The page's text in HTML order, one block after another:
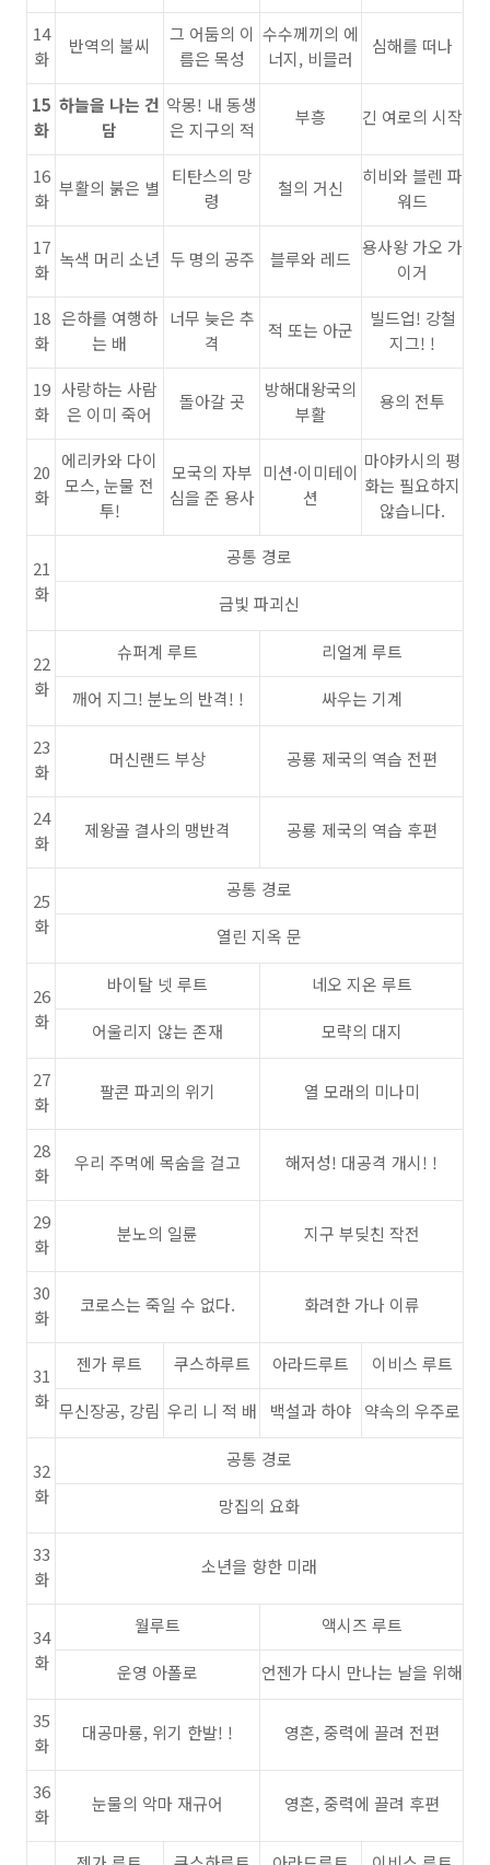
14
화
반역의 불씨
그 어둠의 이
름은 목성
수수께끼의 에
너지, 비믈러
심해를 떠나
15
화
하늘을 나는 건
담
악몽! 내 동생
은 지구의 적
부흥 긴 여로의 시작
16
화
부활의 붉은 별
티탄스의 망
령
철의 거신
히비와 블렌 파
워드
17
화
녹색 머리 소년 두 명의 공주 블루와 레드
용사왕 가오 가
이거
18
화
은하를 여행하
는 배
너무 늦은 추
격
적 또는 아군
빌드업! 강철
지그! !
19
화
사랑하는 사람
은 이미 죽어
돌아갈 곳
방해대왕국의
부활
용의 전투
20
화
에리카와 다이
모스, 눈물 전
투!
모국의 자부
심을 준 용사
미션·이미테이
션
마야카시의 평
화는 필요하지
않습니다.
21
화
공통 경로
금빛 파괴신
22
화
슈퍼계 루트 리얼계 루트
깨어 지그! 분노의 반격! ! 싸우는 기계
23
화
머신랜드 부상 공룡 제국의 역습 전편
24
화
제왕골 결사의 맹반격 공룡 제국의 역습 후편
25
화
공통 경로
열린 지옥 문
26
화
바이탈 넷 루트 네오 지온 루트
어울리지 않는 존재 모략의 대지
27
화
팔콘 파괴의 위기 열 모래의 미나미
28
화
우리 주먹에 목숨을 걸고 해저성! 대공격 개시! !
29
화
분노의 일륜 지구 부딪친 작전
30
화
코로스는 죽일 수 없다. 화려한 가나 이류
31
화
젠가 루트 쿠스하루트 아라드루트 이비스 루트
무신장공, 강림 우리 니 적 배 백설과 하야 약속의 우주로
32
화
공통 경로
망집의 요화
33
화
소년을 향한 미래
34
화
월루트 액시즈 루트
운영 아폴로 언젠가 다시 만나는 날을 위해
35
화
대공마룡, 위기 한발! ! 영혼, 중력에 끌려 전편
36
화
눈물의 악마 재규어 영혼, 중력에 끌려 후편